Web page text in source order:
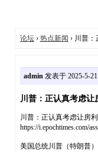
论坛› 热点新闻 › 川普
admin发表于 2025-5-21
川普：正认真考虑
川普：正认真考虑让房
https://i.epochtimes.com/
美国总统川普（特朗普